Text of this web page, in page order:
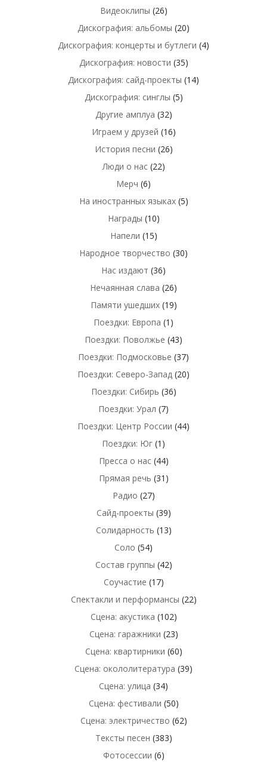
Видеоклипы (26)
Дискография: альбомы (20)
Дискография: концерты и бутлеги (4)
Дискография: новости (35)
Дискография: сайд-проекты (14)
Дискография: синглы (5)
Другие амплуа (32)
Играем у друзей (16)
История песни (26)
Люди о нас(22)
Мерч (6)
На иностранных языках(5)
Награды (10)
Напели (15)
Народное творчество (30)
Нас издают (36)
Нечаянная слава (26)
Памяти ушедших(19)
Поездки: Европа (1)
Поездки: Поволжье (43)
Поездки: Подмосковье (37)
Поездки: Северо-Запад (20)
Поездки: Сибирь (36)
Поездки: Урал (7)
Поездки: Центр России (44)
Поездки: Юг (1)
Пресса о нас(44)
Прямая речь (31)
Радио (27)
Сайд-проекты (39)
Солидарность (13)
Соло (54)
Состав группы (42)
Соучастие (17)
Спектакли и перформансы (22)
Сцена: акустика (102)
Сцена: гаражники (23)
Сцена: квартирники (60)
Сцена: окололитература (39)
Сцена: улица (34)
Сцена: фестивали (50)
Сцена: электричество (62)
Тексты песен (383)
Фотосессии (6)